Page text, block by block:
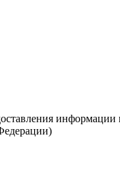
информации